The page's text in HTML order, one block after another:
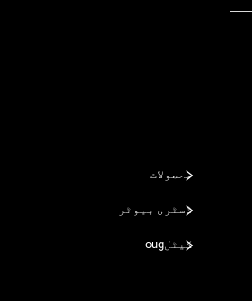
محصولات
ڈسٹری بیوٹر
کیٹلoug